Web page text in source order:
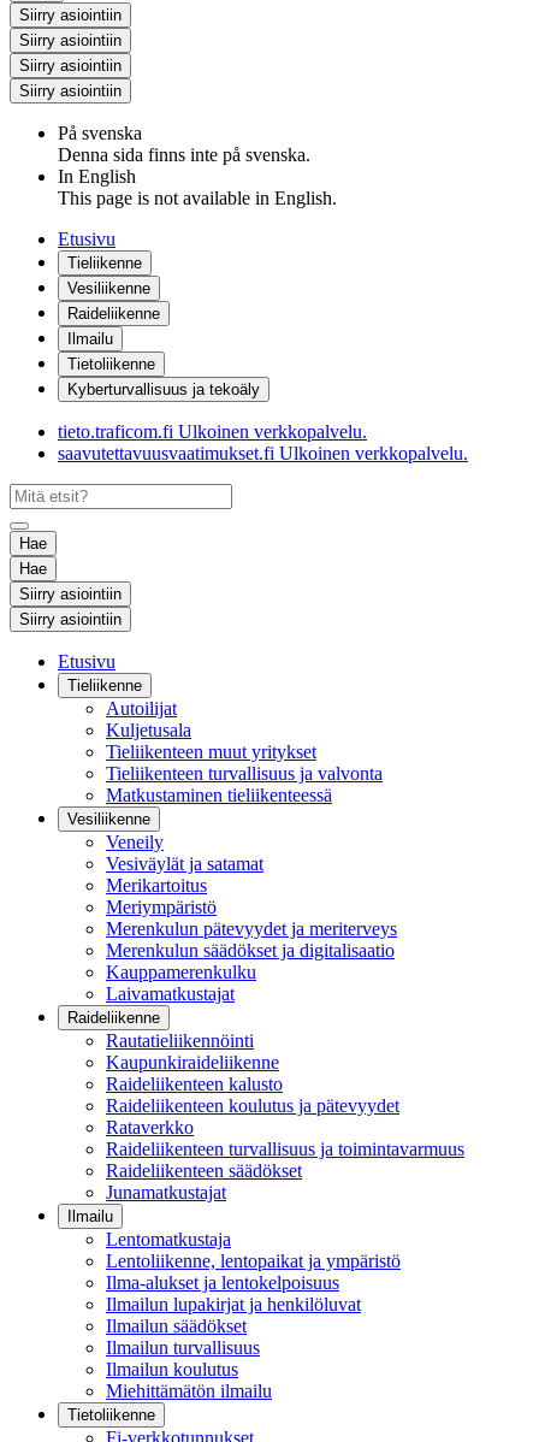
Siirry asiointiin
Siirry asiointiin
Siirry asiointiin
Siirry asiointiin
På svenska
Denna sida finns inte på svenska.
In English
This page is not available in English.
Etusivu
Tieliikenne
Vesiliikenne
Raideliikenne
Ilmailu
Tietoliikenne
Kyberturvallisuus ja tekoäly
tieto.traficom.fi Ulkoinen verkkopalvelu.
saavutettavuusvaatimukset.fi Ulkoinen verkkopalvelu.
Hae
Hae
Siirry asiointiin
Siirry asiointiin
Etusivu
Tieliikenne
Autoilijat
Kuljetusala
Tieliikenteen muut yritykset
Tieliikenteen turvallisuus ja valvonta
Matkustaminen tieliikenteessä
Vesiliikenne
Veneily
Vesiväylät ja satamat
Merikartoitus
Meriympäristö
Merenkulun pätevyydet ja meriterveys
Merenkulun säädökset ja digitalisaatio
Kauppamerenkulku
Laivamatkustajat
Raideliikenne
Rautatieliikennöinti
Kaupunkiraideliikenne
Raideliikenteen kalusto
Raideliikenteen koulutus ja pätevyydet
Rataverkko
Raideliikenteen turvallisuus ja toimintavarmuus
Raideliikenteen säädökset
Junamatkustajat
Ilmailu
Lentomatkustaja
Lentoliikenne, lentopaikat ja ympäristö
Ilma-alukset ja lentokelpoisuus
Ilmailun lupakirjat ja henkilöluvat
Ilmailun säädökset
Ilmailun turvallisuus
Ilmailun koulutus
Miehittämätön ilmailu
Tietoliikenne
Fi-verkkotunnukset